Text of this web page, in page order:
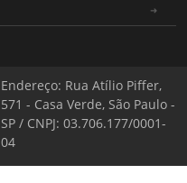
Endereço: Rua Atílio Piffer,
571 - Casa Verde, São Paulo -
SP / CNPJ: 03.706.177/0001-
04